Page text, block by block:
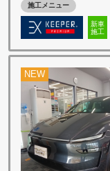
施工メニュー
新車
施工
NEW